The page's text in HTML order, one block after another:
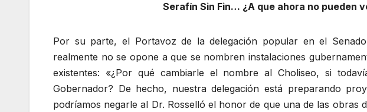
Serafín Sin Fin… ¿A que ahora no pueden
Por su parte, el Portavoz de la delegación popular en el
realmente no se opone a que se nombren instalaciones
existentes: «¿Por qué cambiarle el nombre al Choliseo, si
Gobernador? De hecho, nuestra delegación está preparando
podríamos negarle al Dr. Rosselló el honor de que una de las